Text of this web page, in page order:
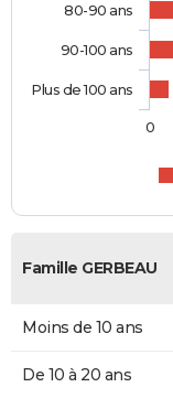
80-90 ans
90-100 ans
Plus de 100 ans
0
Famille GERBEAU
Moins de 10 ans
De 10 à 20 ans